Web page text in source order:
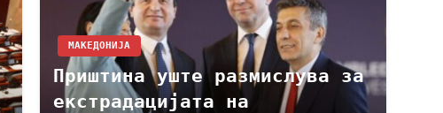
МАКЕДОНИЈА
Приштина уште размислува за
екстрадацијата на